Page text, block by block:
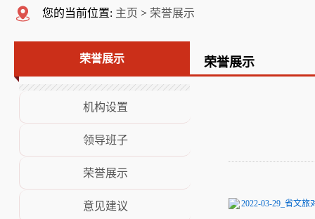
领导班子
荣誉展示
您的当前位置: 主页 > 荣誉展示
荣誉展示
机构设置
领导班子
荣誉展示
意见建议
荣誉展示
2022-03-29_省文